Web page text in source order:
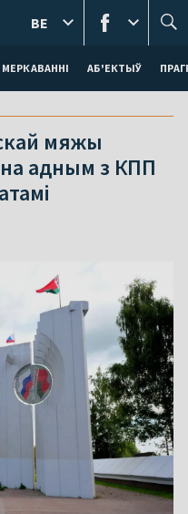
МЕРКАВАННI АБ'ЕКТЫЎ
BE
мяжы
на адным з КПП